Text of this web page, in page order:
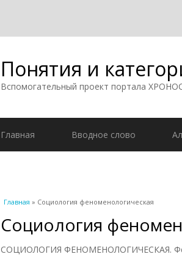
Понятия и
Вспомогательный проект портала
Главная Вводное слово
Вы здесь
Главная » Социология феноменологическая
Социология
СОЦИОЛОГИЯ ФЕНОМЕНОЛОГИЧЕСКАЯ.